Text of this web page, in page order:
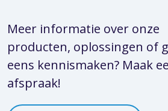
Meer informatie over onze
producten, oplossingen of
eens kennismaken? Maak
afspraak!